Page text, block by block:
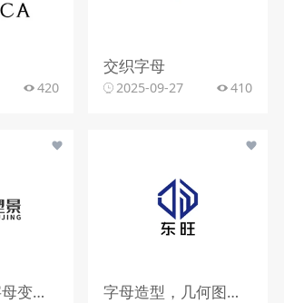
420
交织字母
2025-09-27 410
色彩融合，字母变形，文字搭配 字母造型，几何图形，蓝色调